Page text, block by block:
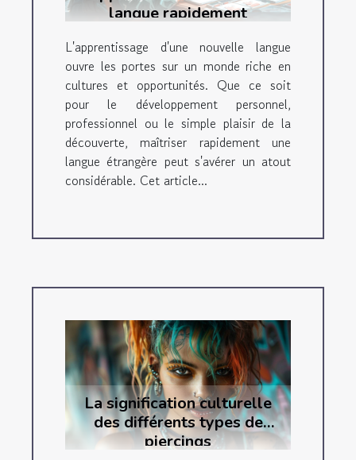
langue rapidement
L'apprentissage d'une nouvelle langue
ouvre les portes sur un monde riche en
cultures et opportunités. Que ce soit
pour le développement personnel,
professionnel ou le simple plaisir de la
découverte, maîtriser rapidement une
langue étrangère peut s'avérer un atout
considérable. Cet article...
La signification culturelle
des différents types de
piercings